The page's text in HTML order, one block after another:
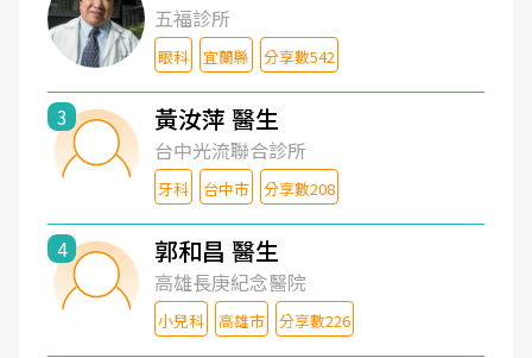
五福診所
眼科 宜蘭縣 分享數542
3 黃汝萍 醫生
台中光流聯合診所
牙科 台中市 分享數208
4 郭和昌 醫生
高雄長庚紀念醫院
小兒科 高雄市 分享數226